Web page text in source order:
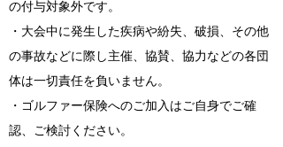
の付与対象外です。
・大会中に発生した疾病や紛失、破損、その他
の事故などに際し主催、協賛、協力などの各団
体は一切責任を負いません。
・ゴルファー保険へのご加入はご自身でご確
認、ご検討ください。